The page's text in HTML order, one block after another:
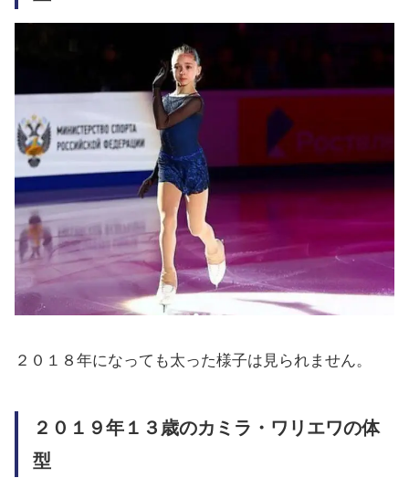
２０１８年になっても太った様子は見られません。
２０１９年１３歳のカミラ・ワリエワの体
型